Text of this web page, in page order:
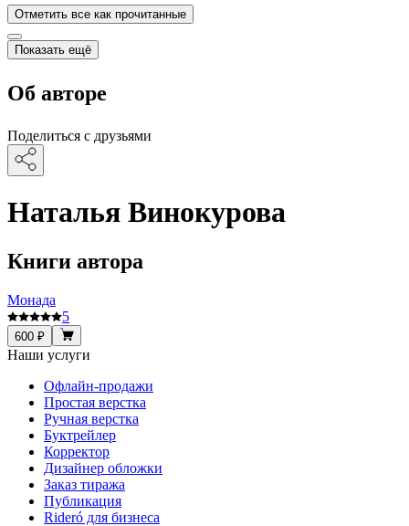
Отметить все как прочитанные
Показать ещё
Об авторе
Поделиться с друзьями
Наталья Винокурова
Книги автора
Монада
5
600 ₽
Наши услуги
Офлайн-продажи
Простая верстка
Ручная верстка
Буктрейлер
Корректор
Дизайнер обложки
Заказ тиража
Публикация
Rideró для бизнеса